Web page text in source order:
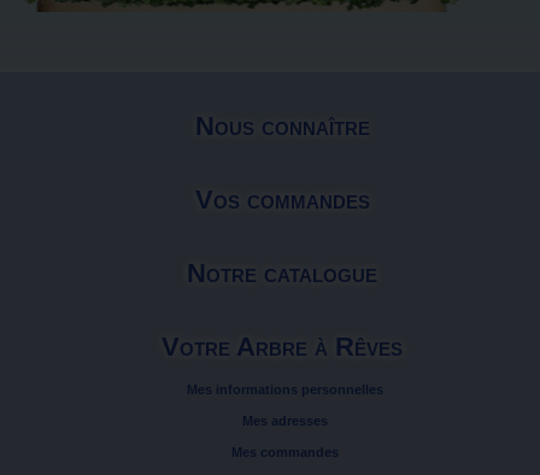
Nous connaître
Vos commandes
Notre catalogue
Votre Arbre à Rêves
Mes informations personnelles
Mes adresses
Mes commandes